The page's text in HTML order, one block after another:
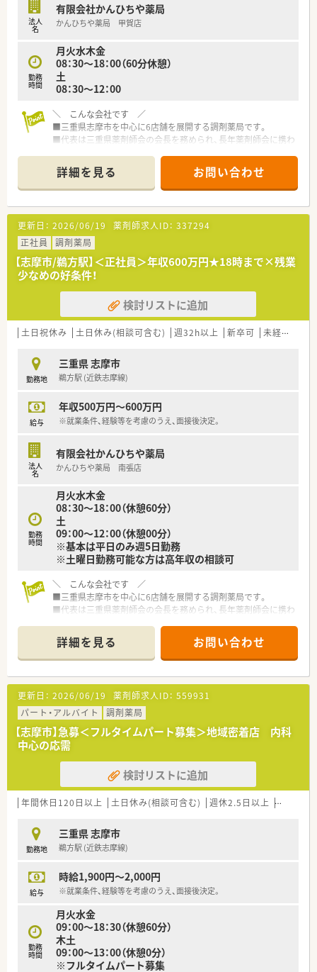
法人
名
有限会社かんひちや薬局
かんひちや薬局 甲賀店
勤務
時間
月火水木金
08：30～18：00（60分休憩）
土
08：30〜12：00
＼ こんな会社です ／
■三重県志摩市を中心に6店舗を展開する調剤薬局です。
■代表は三重県薬剤師会の会長を務められ、長年薬剤師会に携わ
■代表は今なお、調剤室に入り現場にて勤務をされております。
■ご家族で経営されており、どの店舗もアットホームな雰囲気で
す。
■将来的に管理薬剤師をお任せできる方、今後を担っていただけ
るを募集！
＼ 働く魅力について ／
■平日18時までの好条件！
■残業は基本的に少なく、プライベートも充実をさせることがで
きます。
■条件次第では土日休みの勤務も相談が可能です。
詳細を見る お問い合わせ
更新日： 2026/06/19 薬剤師求人ID： 337294
正社員
調剤薬局
【志摩市/鵜方駅】＜正社員＞年収600万円★18時まで×残業
少なめの好条件！
検討リストに追加
土日祝休み 土日休み(相談可含む) 週32h以上 新卒可 未経験可
勤務地
三重県 志摩市
鵜方駅 (近鉄志摩線)
給与
年収500万円～600万円
※就業条件、経験等を考慮のうえ、面接後決定。
法人
名
有限会社かんひちや薬局
かんひちや薬局 南張店
勤務
時間
月火水木金
08：30～18：00（休憩60分）
土
09：00～12：00（休憩00分）
※基本は平日のみ週5日勤務
※土曜日勤務可能な方は高年収の相談可
＼ こんな会社です ／
■三重県志摩市を中心に6店舗を展開する調剤薬局です。
■代表は三重県薬剤師会の会長を務められ、長年薬剤師会に携わ
■代表は今なお、調剤室に入り現場にて勤務をされております。
■ご家族で経営されており、どの店舗もアットホームな雰囲気で
す。
■将来的に管理薬剤師をお任せできる方、今後を担っていただけ
るを募集！
＼ 働く魅力について ／
■平日18時までの好条件！
■残業は基本的に少なく、プライベートも充実をさせることがで
きます。
■条件次第では土日休みの勤務も相談が可能です。
■今後在宅医療に力を入れていくための増員としての募集とな
ります。
■従業員の定着率は非常に高く、長くご勤務を頂ける環境が整っ
詳細を見る お問い合わせ
更新日： 2026/06/19 薬剤師求人ID： 559931
パート・アルバイト
調剤薬局
【志摩市】急募＜フルタイムパート募集＞地域密着店 内科
中心の応需
検討リストに追加
年間休日120日以上 土日休み(相談可含む) 週休2.5日以上 週32h以
勤務地
三重県 志摩市
鵜方駅 (近鉄志摩線)
給与
時給1,900円～2,000円
※就業条件、経験等を考慮のうえ、面接後決定。
勤務
時間
月火水金
09：00～18：30（休憩60分）
木土
09：00～13：00（休憩0分）
※フルタイムパート募集